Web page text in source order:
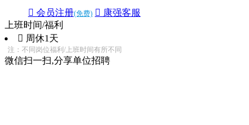
 会员注册(免费)  康强客服
上班时间/福利
 周休1天
注：不同岗位福利/上班时间有所不同
微信扫一扫,分享单位招聘